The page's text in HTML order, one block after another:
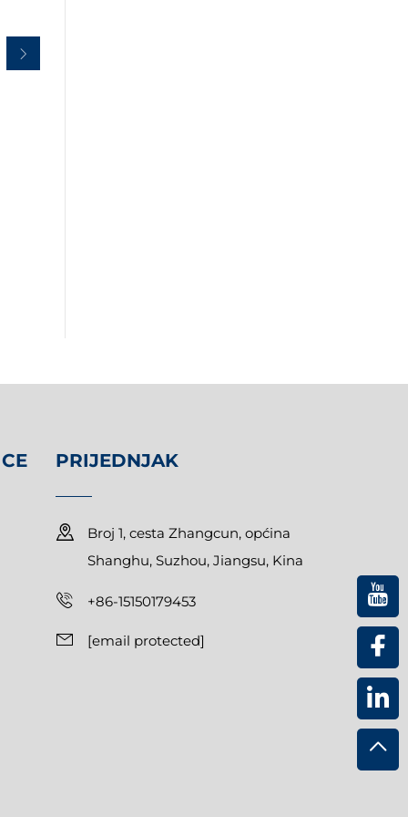
PRIJEDNJAK
Broj 1, cesta Zhangcun, općina
Shanghu, Suzhou, Jiangsu, Kina
+86-15150179453
[email protected]